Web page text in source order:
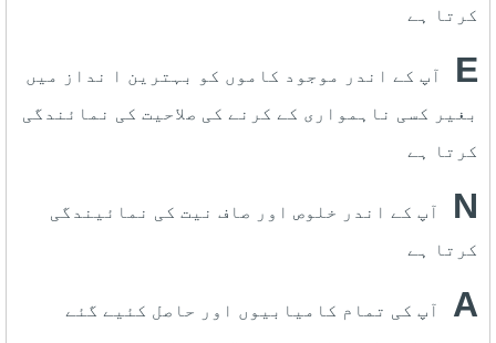
کرتا ہے
E
آپ کے اندر موجود کاموں کو بہترین ا نداز میں
بغیر کسی ناہمواری کے کرنے کی صلاحیت کی نمائندگی
کرتا ہے
N
آپ کے اندر خلوص اور صاف نیت کی نمائیندگی
کرتا ہے
A
آپ کی تمام کامیابیوں اور حاصل کئیے گئے